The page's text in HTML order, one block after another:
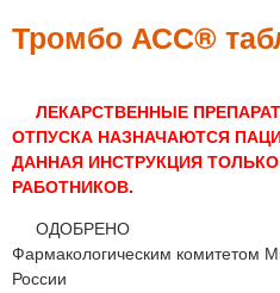
Тромбо АСС®
ЛЕКАРСТВЕННЫЕ
ОТПУСКА НАЗНАЧАЮТСЯ
ДАННАЯ ИНСТРУКЦИЯ
РАБОТНИКОВ.
ОДОБРЕНО
Фармакологическим комитетом
России